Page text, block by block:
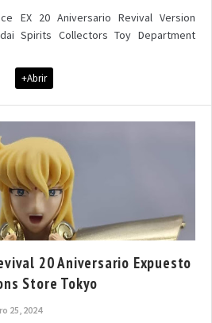
EX 20 Aniversario Revival Version
Spirits Collectors Toy Department
+Abrir
20 Aniversario Expuesto
Store Tokyo
25, 2024